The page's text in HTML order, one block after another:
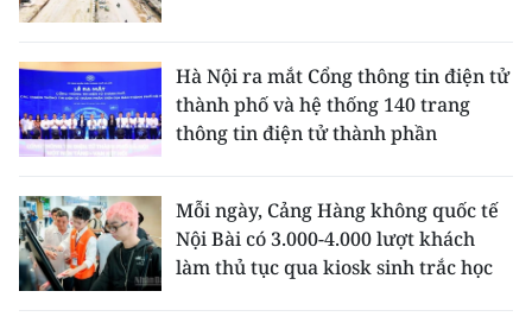
Hà Nội ra mắt Cổng thông tin điện tử
thành phố và hệ thống 140 trang
thông tin điện tử thành phần
Mỗi ngày, Cảng Hàng không quốc tế
Nội Bài có 3.000-4.000 lượt khách
làm thủ tục qua kiosk sinh trắc học